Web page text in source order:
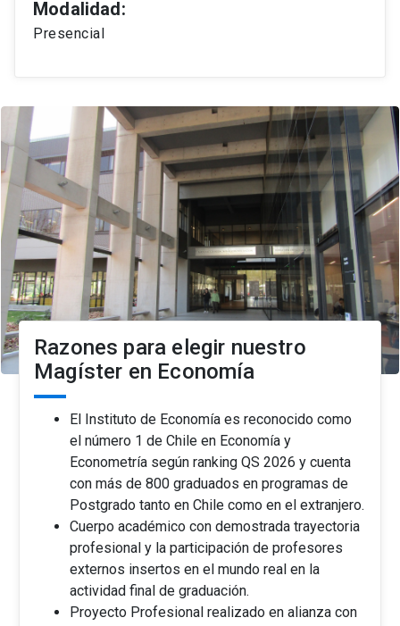
Modalidad:
Presencial
Razones para elegir nuestro
Magíster en Economía
El Instituto de Economía es reconocido como
el número 1 de Chile en Economía y
Econometría según ranking QS 2026 y cuenta
con más de 800 graduados en programas de
Postgrado tanto en Chile como en el extranjero.
Cuerpo académico con demostrada trayectoria
profesional y la participación de profesores
externos insertos en el mundo real en la
actividad final de graduación.
Proyecto Profesional realizado en alianza con